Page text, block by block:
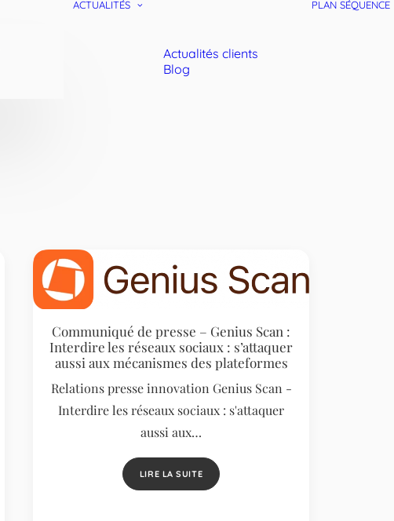
ACTUALITÉS
Actualités clients
Blog
PLAN SÉQUENCE
Communiqué de presse – Genius Scan :
Interdire les réseaux sociaux : s’attaquer
aussi aux mécanismes des plateformes
Relations presse innovation Genius Scan -
Interdire les réseaux sociaux : s'attaquer
aussi aux…
LIRE LA SUITE